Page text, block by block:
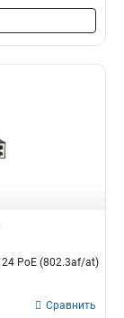
24 PoE (802.3af/at)
Сравнить